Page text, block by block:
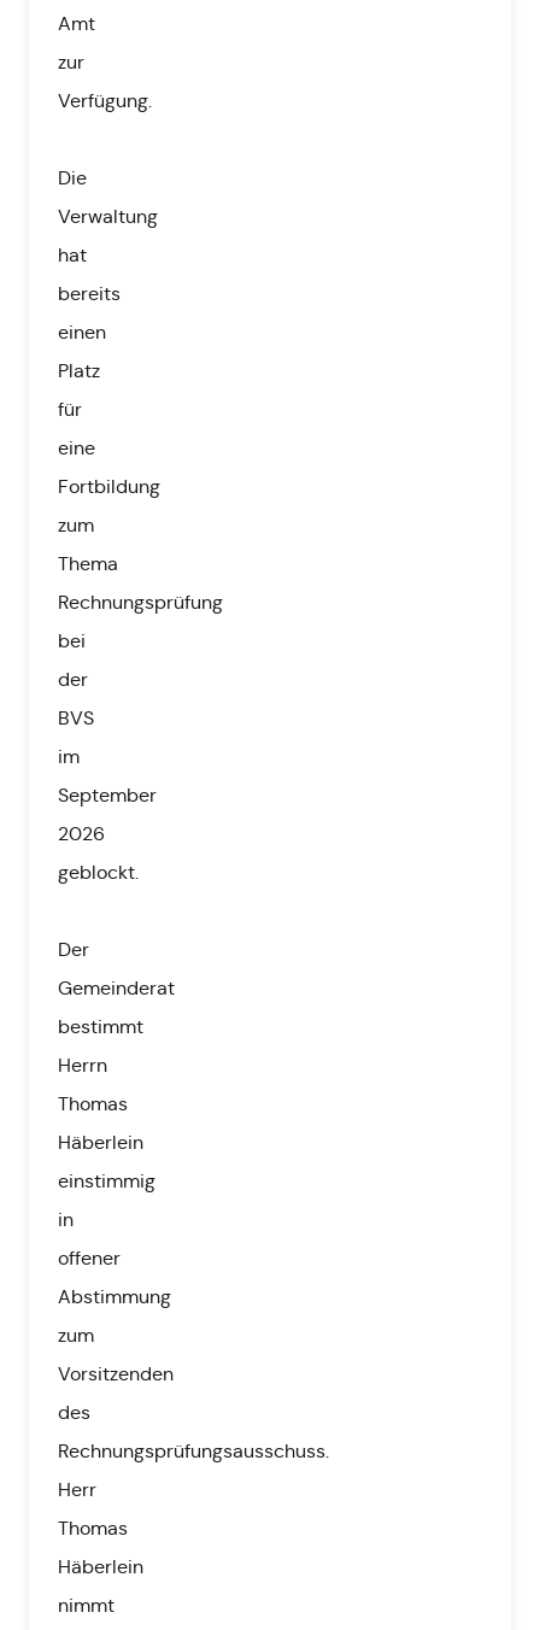
Amt
zur
Verfügung.
Die
Verwaltung
hat
bereits
einen
Platz
für
eine
Fortbildung
zum
Thema
Rechnungsprüfung
bei
der
BVS
im
September
2026
geblockt.
Der
Gemeinderat
bestimmt
Herrn
Thomas
Häberlein
einstimmig
in
offener
Abstimmung
zum
Vorsitzenden
des
Rechnungsprüfungsausschuss.
Herr
Thomas
Häberlein
nimmt